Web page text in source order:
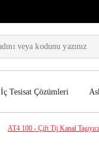
İç Tesisat Çözümleri
AT4 100 - Çift Tij Kanal